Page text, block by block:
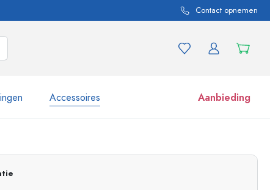
Contact opnemen
Accessoires Aanbieding
Potten e potjes